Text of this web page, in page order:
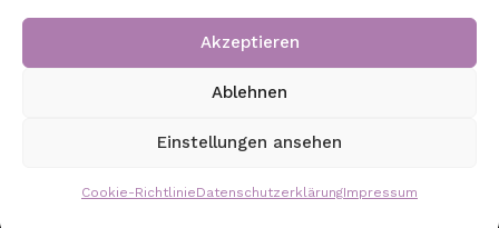
Akzeptieren
Ablehnen
Einstellungen ansehen
Cookie-RichtlinieDatenschutzerklärungImpressum
Datenschutz
Copyright © 2026 - Created by GT Digital UG
6 August, 2026